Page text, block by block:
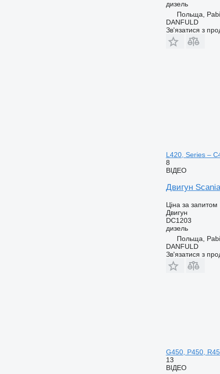
дизель
Польща,
DANFULD
Зв'язатися з
L420, Series –
8
ВІДЕО
Двигун
Ціна за запитом
Двигун
DC1203
дизель
Польща,
DANFULD
Зв'язатися з
G450, P450,
13
ВІДЕО